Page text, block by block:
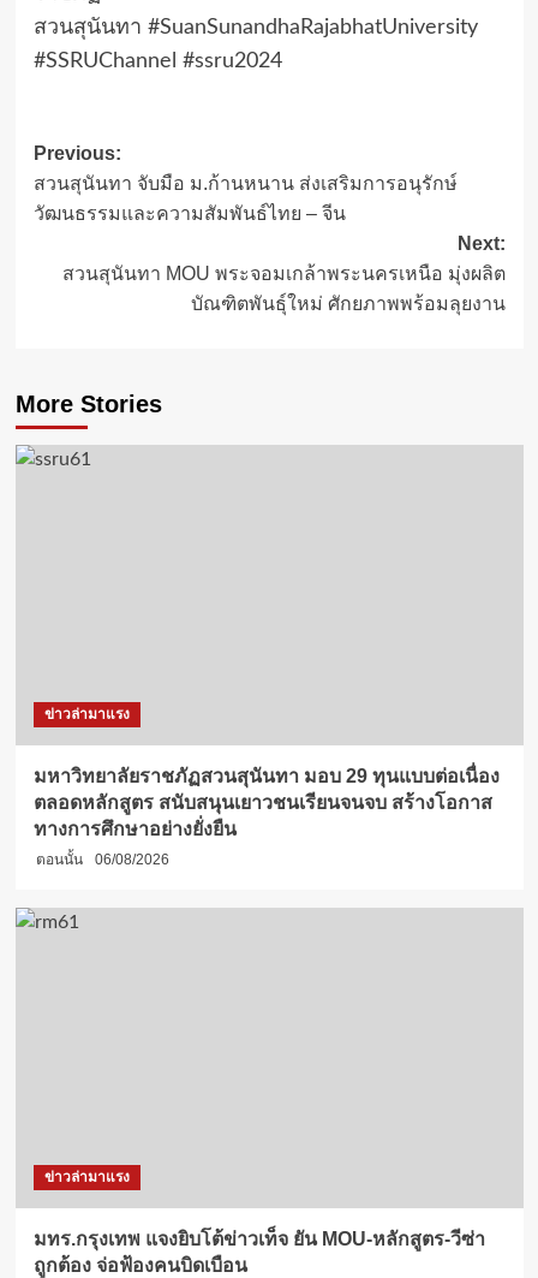
สวนสุนันทา #SuanSunandhaRajabhatUniversity
#SSRUChannel #ssru2024
Post
navigation
Previous:
สวนสุนันทา จับมือ ม.ก้านหนาน ส่งเสริมการอนุรักษ์
วัฒนธรรมและความสัมพันธ์ไทย – จีน
Next:
สวนสุนันทา MOU พระจอมเกล้าพระนครเหนือ มุ่งผลิต
บัณฑิตพันธุ์ใหม่ ศักยภาพพร้อมลุยงาน
More Stories
ข่าวล่ามาแรง
มหาวิทยาลัยราชภัฏสวนสุนันทา มอบ 29 ทุนแบบต่อเนื่อง
ตลอดหลักสูตร สนับสนุนเยาวชนเรียนจนจบ สร้างโอกาส
ทางการศึกษาอย่างยั่งยืน
ตอนนั้น 06/08/2026
ข่าวล่ามาแรง
มทร.กรุงเทพ แจงยิบโต้ข่าวเท็จ ยัน MOU-หลักสูตร-วีซ่า
ถูกต้อง จ่อฟ้องคนบิดเบือน